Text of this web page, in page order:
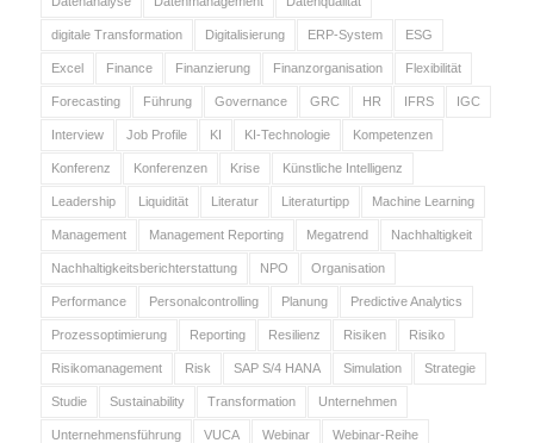
digitale Transformation Digitalisierung ERP-System ESG
Excel Finance Finanzierung Finanzorganisation Flexibilität
Forecasting Führung Governance GRC HR IFRS IGC
Interview Job Profile KI KI-Technologie Kompetenzen
Konferenz Konferenzen Krise Künstliche Intelligenz
Leadership Liquidität Literatur Literaturtipp Machine Learning
Management Management Reporting Megatrend Nachhaltigkeit
Nachhaltigkeitsberichterstattung NPO Organisation
Performance Personalcontrolling Planung Predictive Analytics
Prozessoptimierung Reporting Resilienz Risiken Risiko
Risikomanagement Risk SAP S/4 HANA Simulation Strategie
Studie Sustainability Transformation Unternehmen
Unternehmensführung VUCA Webinar Webinar-Reihe